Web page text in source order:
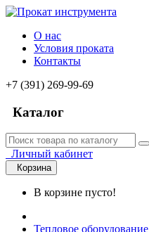
О нас
Условия проката
Контакты
+7 (391) 269-99-69
Каталог
Личный кабинет
Корзина
В корзине пусто!
Тепловое оборудование